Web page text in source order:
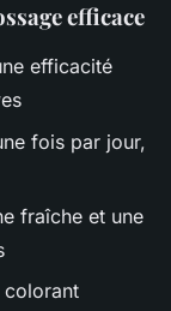
efficace
efficacité
fois par jour,
fraîche et une
colorant